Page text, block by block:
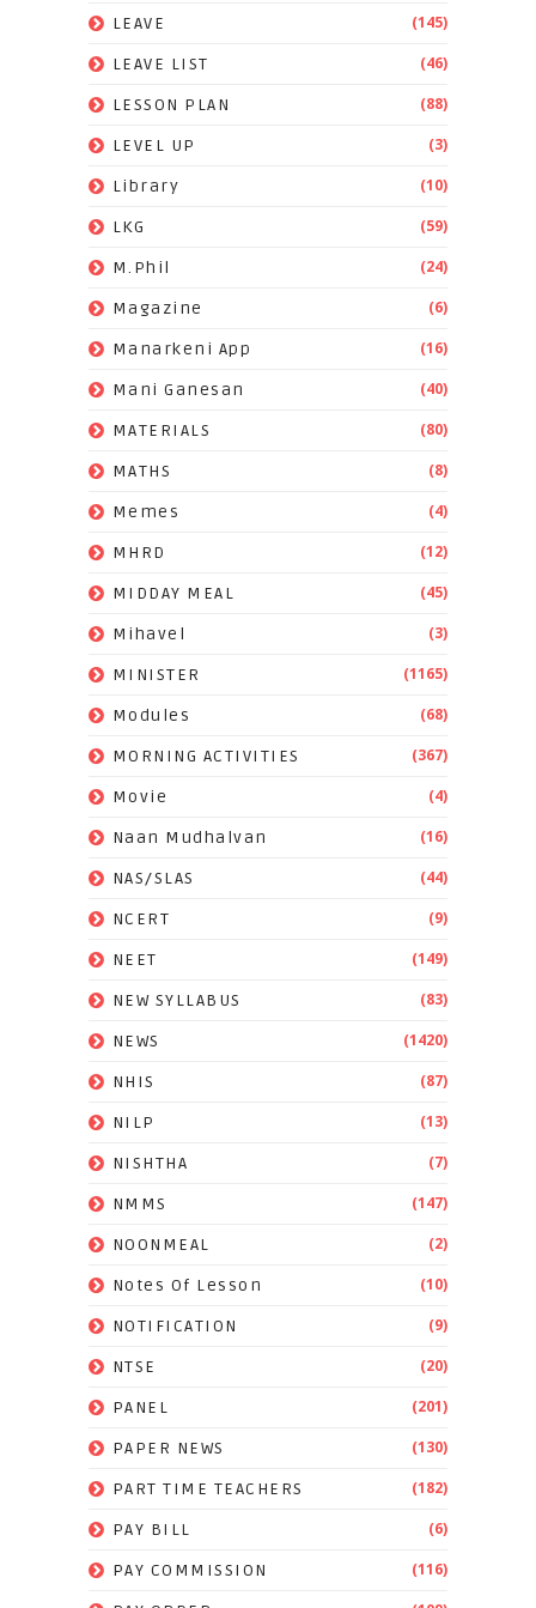
LEAVE (145)
LEAVE LIST (46)
LESSON PLAN (88)
LEVEL UP (3)
Library (10)
LKG (59)
M.Phil (24)
Magazine (6)
Manarkeni App (16)
Mani Ganesan (40)
MATERIALS (80)
MATHS (8)
Memes (4)
MHRD (12)
MIDDAY MEAL (45)
Mihavel (3)
MINISTER (1165)
Modules (68)
MORNING ACTIVITIES (367)
Movie (4)
Naan Mudhalvan (16)
NAS/SLAS (44)
NCERT (9)
NEET (149)
NEW SYLLABUS (83)
NEWS (1420)
NHIS (87)
NILP (13)
NISHTHA (7)
NMMS (147)
NOONMEAL (2)
Notes Of Lesson (10)
NOTIFICATION (9)
NTSE (20)
PANEL (201)
PAPER NEWS (130)
PART TIME TEACHERS (182)
PAY BILL (6)
PAY COMMISSION (116)